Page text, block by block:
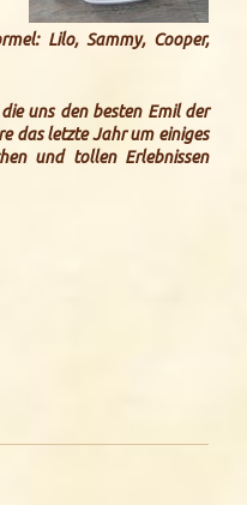
Lilo, Sammy, Cooper,
uns den besten Emil der
das letzte Jahr um einiges
und tollen Erlebnissen